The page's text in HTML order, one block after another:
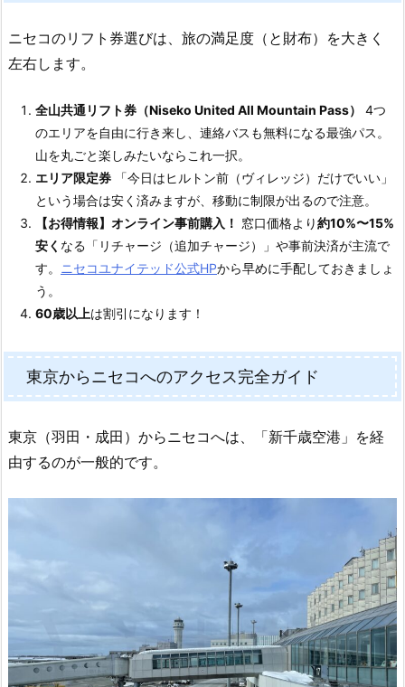
ニセコのリフト券選びは、旅の満足度（と財布）を大きく
左右します。
全山共通リフト券（Niseko United All Mountain Pass）
4つ
のエリアを自由に行き来し、連絡バスも無料になる最強パス。
山を丸ごと楽しみたいならこれ一択。
エリア限定券 「今日はヒルトン前（ヴィレッジ）だけでいい」
という場合は安く済みますが、移動に制限が出るので注意。
【お得情報】オンライン事前購入！ 窓口価格より約10%〜15%
安く なる「リチャージ（追加チャージ）」や事前決済が主流で
す。
ニセコユナイテッド公式HPから早めに手配しておきましょ
う。
60歳以上は割引になります！
東京からニセコへのアクセス完全ガイド
東京（羽田・成田）からニセコへは、「新千歳空港」を経
由するのが一般的です。